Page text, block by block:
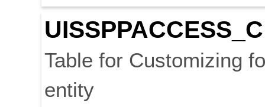
UISSPPACCESS_C
Table for Customizing
entity